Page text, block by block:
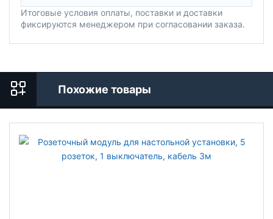
Итоговые условия оплаты, поставки и доставки
фиксируются менеджером при согласовании заказа.
Похожие товары